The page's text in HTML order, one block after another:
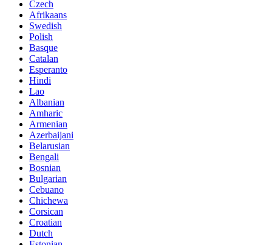
Czech
Afrikaans
Swedish
Polish
Basque
Catalan
Esperanto
Hindi
Lao
Albanian
Amharic
Armenian
Azerbaijani
Belarusian
Bengali
Bosnian
Bulgarian
Cebuano
Chichewa
Corsican
Croatian
Dutch